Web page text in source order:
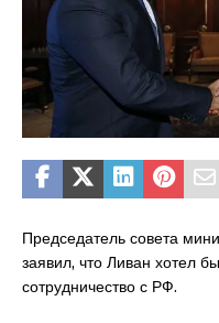
Председатель совета
заявил, что Ливан хотел
сотрудничество с РФ.